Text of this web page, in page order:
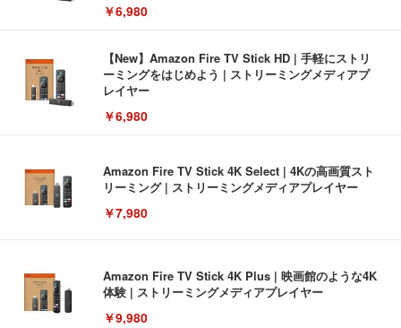
￥6,980
【New】Amazon Fire TV Stick HD | 手軽にストリ
ーミングをはじめよう | ストリーミングメディアプ
レイヤー
￥6,980
Amazon Fire TV Stick 4K Select | 4Kの高画質スト
リーミング | ストリーミングメディアプレイヤー
￥7,980
Amazon Fire TV Stick 4K Plus | 映画館のような4K
体験 | ストリーミングメディアプレイヤー
￥9,980